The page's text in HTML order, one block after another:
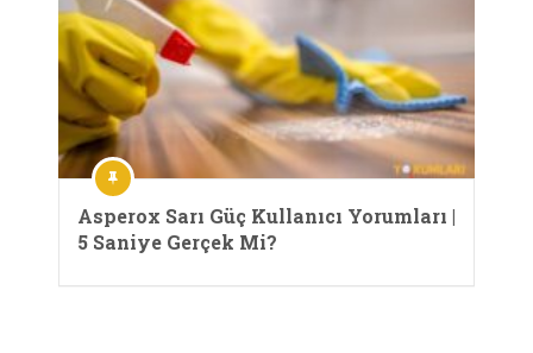
Asperox Sarı Güç Kullanıcı Yorumları |
5 Saniye Gerçek Mi?